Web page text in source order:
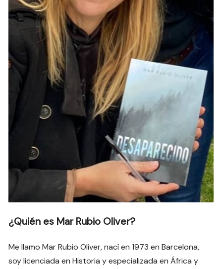
¿Quién es Mar Rubio Oliver?
Me llamo Mar Rubio Oliver, nací en 1973 en Barcelona,
soy licenciada en Historia y especializada en África y